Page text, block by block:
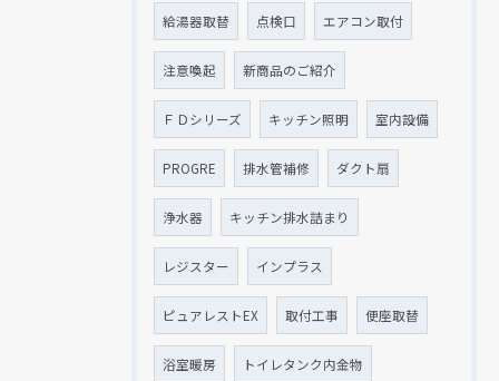
給湯器取替 点検口 エアコン取付
注意喚起 新商品のご紹介
ＦＤシリーズ キッチン照明 室内設備
PROGRE 排水管補修 ダクト扇
浄水器 キッチン排水詰まり
レジスター インプラス
ピュアレストEX 取付工事 便座取替
浴室暖房 トイレタンク内金物